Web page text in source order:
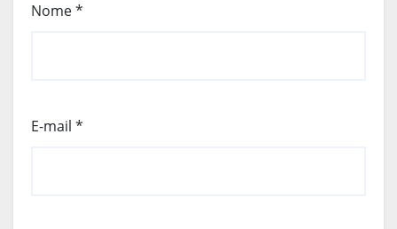
Nome*
E-mail *